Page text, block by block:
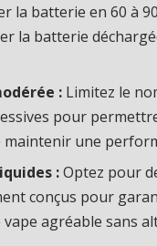
la batterie en 60 à
la batterie
: Limitez le
pour
une
:Optez pour
conçus pour
vape agréable sans